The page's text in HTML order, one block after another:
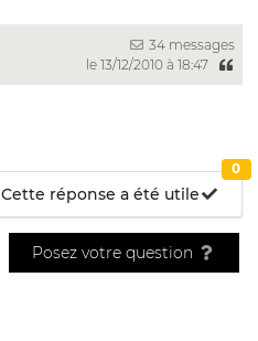
34 messages
le 13/12/2010 à 18:47
Cette réponse a été utile
0
Posez votre question